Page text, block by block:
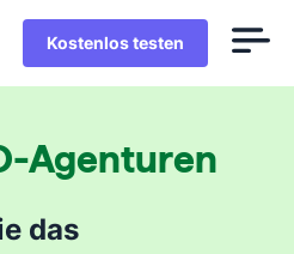
Kostenlos testen
Agenturen
das